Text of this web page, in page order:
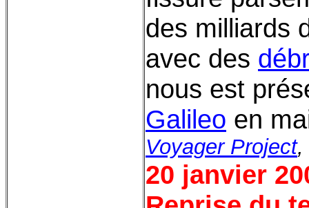
des milliards
avec des
nous est
Galileo en
Voyager Project,
20 janvier